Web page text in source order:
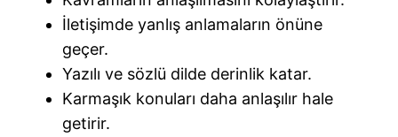
İletişimde yanlış anlamaların önüne
geçer.
Yazılı ve sözlü dilde derinlik katar.
Karmaşık konuları daha anlaşılır hale
getirir.